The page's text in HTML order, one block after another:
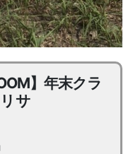
】年末クラ
サ